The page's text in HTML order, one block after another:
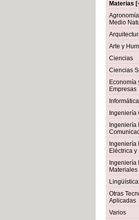
Materias
Medio
Arte y
Ciencias
Ciencias
Economía
Empresas
Informática
Ingeniería
Ingeniería
Ingeniería
Eléctrica y
Ingeniería
Materiales
Lingüística
Otras
Aplicadas
Varios